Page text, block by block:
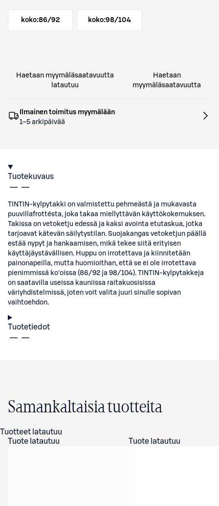
koko:86/92 koko:98/104
Haetaan myymäläsaatavuutta
latautuu
Haetaan
myymäläsaatavuutta
Ilmainen toimitus myymälään
1–5 arkipäivää
Tuotekuvaus
TINTIN-kylpytakki on valmistettu pehmeästä ja mukavasta
puuvillafrottésta, joka takaa miellyttävän käyttökokemuksen.
Takissa on vetoketju edessä ja kaksi avointa etutaskua, jotka
tarjoavat kätevän säilytystilan. Suojakangas vetoketjun päällä
estää nypyt ja hankaamisen, mikä tekee siitä erityisen
käyttäjäystävällisen. Huppu on irrotettava ja kiinnitetään
painonapeilla, mutta huomioithan, että se ei ole irrotettava
pienimmissä ko'oissa (86/92 ja 98/104). TINTIN-kylpytakkeja
on saatavilla useissa kauniissa raitakuosisissa
väriyhdistelmissä, joten voit valita juuri sinulle sopivan
vaihtoehdon.
Tuotetiedot
Samankaltaisia tuotteita
Tuotteet latautuu
Tuote latautuu
Tuote latautuu